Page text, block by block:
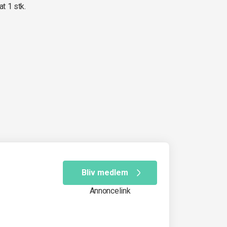
1 stk.
Bliv medlem
Annoncelink